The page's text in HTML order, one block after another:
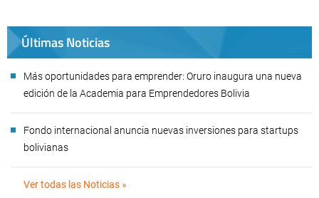
Últimas Noticias
Más oportunidades para emprender: Oruro inaugura una nueva
edición de la Academia para Emprendedores Bolivia
Fondo internacional anuncia nuevas inversiones para startups
bolivianas
Ver todas las Noticias »